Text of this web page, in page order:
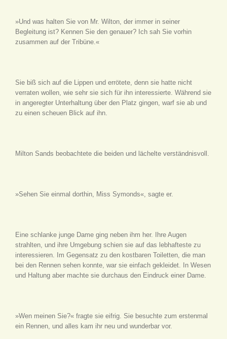
»Und was halten Sie von Mr. Wilton, der immer in seiner
Begleitung ist? Kennen Sie den genauer? Ich sah Sie vorhin
zusammen auf der Tribüne.«
Sie biß sich auf die Lippen und errötete, denn sie hatte nicht
verraten wollen, wie sehr sie sich für ihn interessierte. Während sie
in angeregter Unterhaltung über den Platz gingen, warf sie ab und
zu einen scheuen Blick auf ihn.
Milton Sands beobachtete die beiden und lächelte verständnisvoll.
»Sehen Sie einmal dorthin, Miss Symonds«, sagte er.
Eine schlanke junge Dame ging neben ihm her. Ihre Augen
strahlten, und ihre Umgebung schien sie auf das lebhafteste zu
interessieren. Im Gegensatz zu den kostbaren Toiletten, die man
bei den Rennen sehen konnte, war sie einfach gekleidet. In Wesen
und Haltung aber machte sie durchaus den Eindruck einer Dame.
»Wen meinen Sie?« fragte sie eifrig. Sie besuchte zum erstenmal
ein Rennen, und alles kam ihr neu und wunderbar vor.